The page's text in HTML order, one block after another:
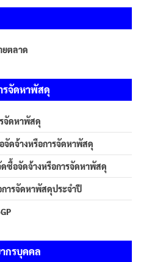
ยตลาด
รจัดหาพัสดุ
จัดหาพัสดุ
จัดจ้างหรือการจัดหาพัสดุ
ซื้อจัดจ้างหรือการจัดหาพัสดุ
ารจัดหาพัสดุประจำปี
กรบุคคล